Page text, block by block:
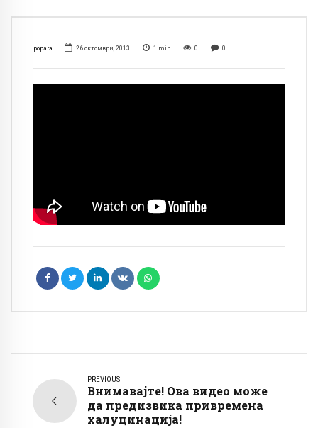
popara 26 октомври, 2013 1 min 0 0
PREVIOUS
Внимавајте! Ова видео може
да предизвика привремена
халуцинација!